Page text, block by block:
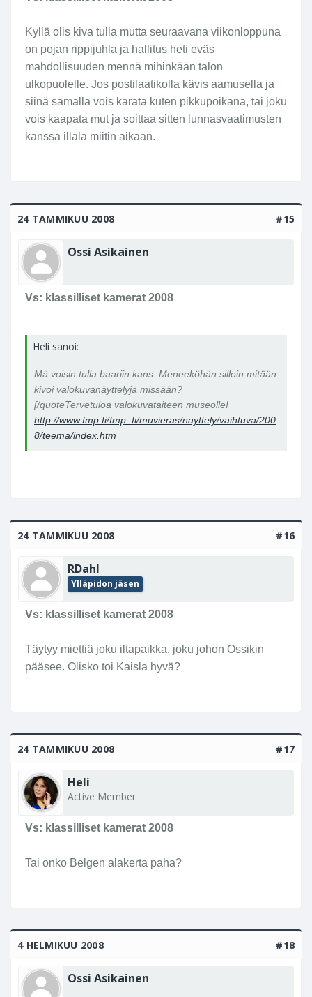
Kyllä olis kiva tulla mutta seuraavana viikonloppuna
on pojan rippijuhla ja hallitus heti eväs
mahdollisuuden mennä mihinkään talon
ulkopuolelle. Jos postilaatikolla kävis aamusella ja
siinä samalla vois karata kuten pikkupoikana, tai joku
vois kaapata mut ja soittaa sitten lunnasvaatimusten
kanssa illala miitin aikaan.
24 TAMMIKUU 2008 #15
Ossi Asikainen
Vs: klassilliset kamerat 2008
Heli sanoi:
Mä voisin tulla baariin kans. Meneeköhän silloin mitään
kivoi valokuvanäyttelyjä missään?
[/quoteTervetuloa valokuvataiteen museolle!
http://www.fmp.fi/fmp_fi/muvieras/nayttely/vaihtuva/200
8/teema/index.htm
24 TAMMIKUU 2008 #16
RDahl
Ylläpidon jäsen
Vs: klassilliset kamerat 2008
Täytyy miettiä joku iltapaikka, joku johon Ossikin
pääsee. Olisko toi Kaisla hyvä?
24 TAMMIKUU 2008 #17
Heli
Active Member
Vs: klassilliset kamerat 2008
Tai onko Belgen alakerta paha?
4 HELMIKUU 2008 #18
Ossi Asikainen